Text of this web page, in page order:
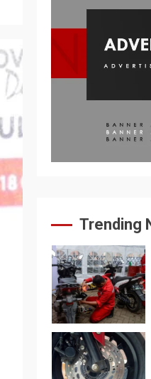
Trending
1